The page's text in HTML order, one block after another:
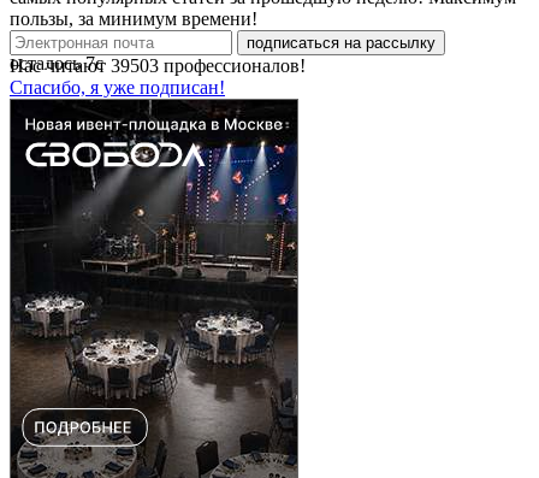
пользы, за минимум времени!
подписаться на рассылку
Нас читают 39503 профессионалов!
Спасибо, я уже подписан!
осталось7с